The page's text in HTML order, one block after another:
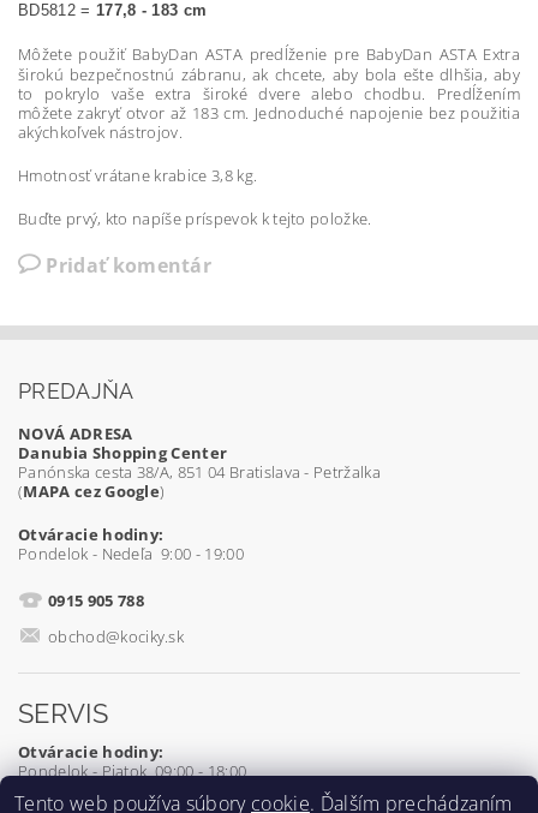
BD5812 = 177,8 - 183 cm
Môžete použiť BabyDan ASTA predĺženie pre BabyDan ASTA Extra
širokú bezpečnostnú zábranu, ak chcete, aby bola ešte dlhšia, aby
to pokrylo vaše extra široké dvere alebo chodbu. Predĺžením
môžete zakryť otvor až 183 cm. Jednoduché napojenie bez použitia
akýchkoľvek nástrojov.
Hmotnosť vrátane krabice 3,8 kg.
Buďte prvý, kto napíše príspevok k tejto položke.
Pridať komentár
PREDAJŇA
NOVÁ ADRESA
Danubia Shopping Center
Panónska cesta 38/A, 851 04 Bratislava - Petržalka
(MAPA cez Google)
Otváracie hodiny:
Pondelok - Nedeľa 9:00 - 19:00
0915 905 788
obchod@kociky.sk
SERVIS
Otváracie hodiny:
Pondelok - Piatok 09:00 - 18:00
Tento web používa súbory cookie. Ďalším prechádzaním